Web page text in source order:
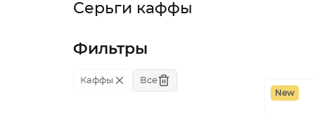
Серьги каффы
Фильтры
Каффы Все
New